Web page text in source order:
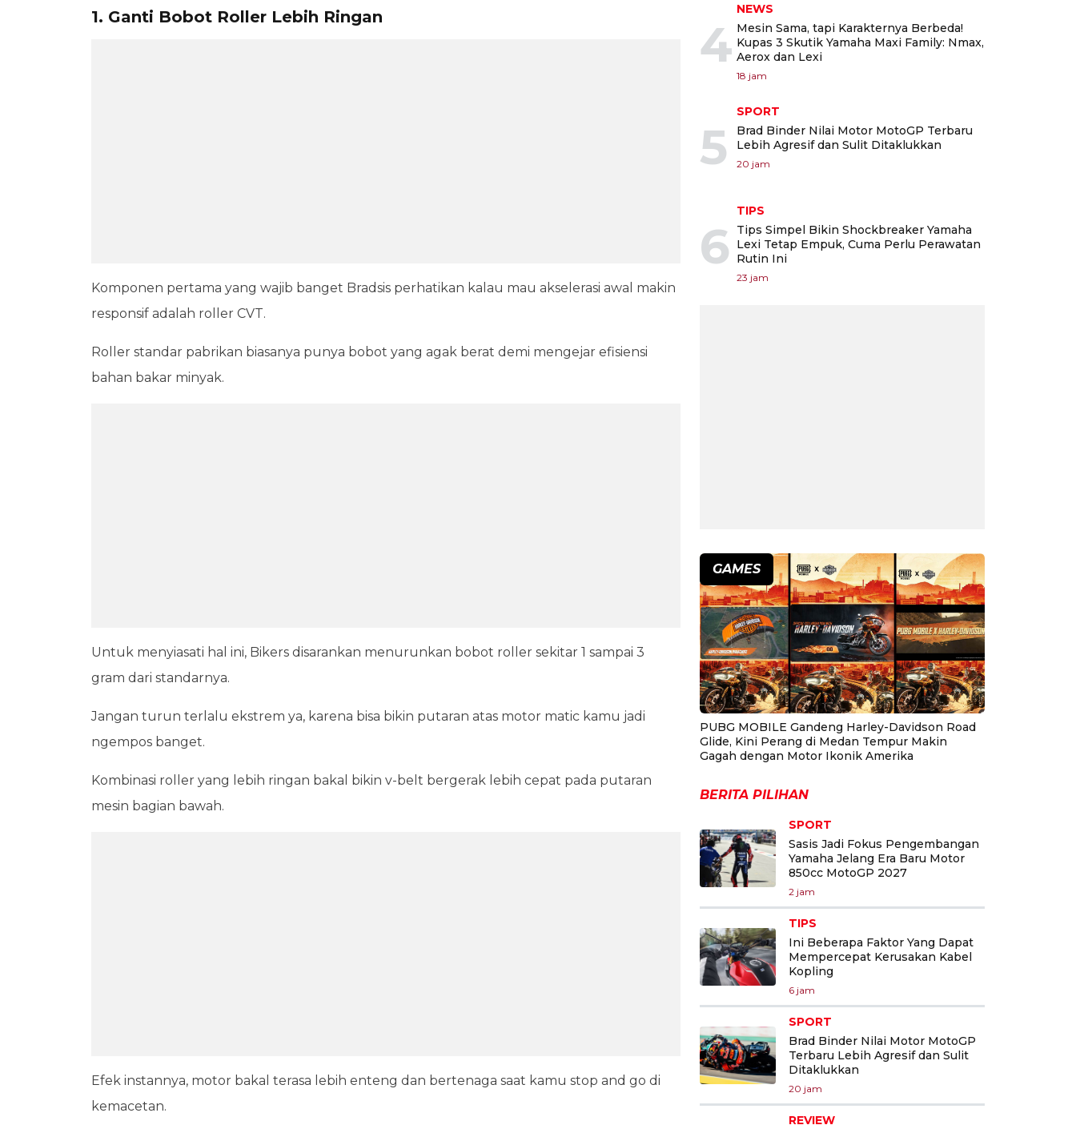
1. Ganti Bobot Roller Lebih Ringan
Komponen pertama yang wajib banget Bradsis perhatikan kalau mau akselerasi awal makin
responsif adalah roller CVT.
Roller standar pabrikan biasanya punya bobot yang agak berat demi mengejar efisiensi
bahan bakar minyak.
Untuk menyiasati hal ini, Bikers disarankan menurunkan bobot roller sekitar 1 sampai 3
gram dari standarnya.
Jangan turun terlalu ekstrem ya, karena bisa bikin putaran atas motor matic kamu jadi
ngempos banget.
Kombinasi roller yang lebih ringan bakal bikin v-belt bergerak lebih cepat pada putaran
mesin bagian bawah.
Efek instannya, motor bakal terasa lebih enteng dan bertenaga saat kamu stop and go di
kemacetan.
4
NEWS
Mesin Sama, tapi Karakternya Berbeda!
Kupas 3 Skutik Yamaha Maxi Family: Nmax,
Aerox dan Lexi
18 jam
5
SPORT
Brad Binder Nilai Motor MotoGP Terbaru
Lebih Agresif dan Sulit Ditaklukkan
20 jam
6
TIPS
Tips Simpel Bikin Shockbreaker Yamaha
Lexi Tetap Empuk, Cuma Perlu Perawatan
Rutin Ini
23 jam
GAMES
PUBG MOBILE Gandeng Harley-Davidson Road
Glide, Kini Perang di Medan Tempur Makin
Gagah dengan Motor Ikonik Amerika
BERITA PILIHAN
SPORT
Sasis Jadi Fokus Pengembangan
Yamaha Jelang Era Baru Motor
850cc MotoGP 2027
2 jam
TIPS
Ini Beberapa Faktor Yang Dapat
Mempercepat Kerusakan Kabel
Kopling
6 jam
SPORT
Brad Binder Nilai Motor MotoGP
Terbaru Lebih Agresif dan Sulit
Ditaklukkan
20 jam
REVIEW